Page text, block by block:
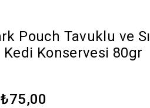
Pouch Tavuklu ve
Kedi Konservesi 80gr
₺75,00